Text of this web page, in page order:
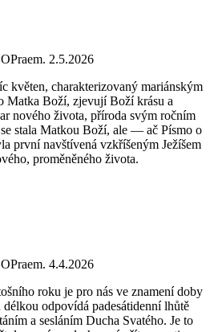
2.5.2026
květen, charakterizovaný mariánským
Matka Boží, zjevují Boží krásu a
nového života, příroda svým ročním
stala Matkou Boží, ale — ač Písmo o
první navštívená vzkříšeným Ježíšem
proměněného života.
4.4.2026
roku je pro nás ve znamení doby
odpovídá padesátidenní lhůtě
a sesláním Ducha Svatého. Je to